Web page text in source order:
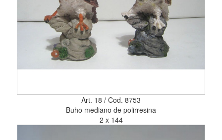
Art. 18 / Cod. 8753
Buho mediano de polirresina
2 x 144